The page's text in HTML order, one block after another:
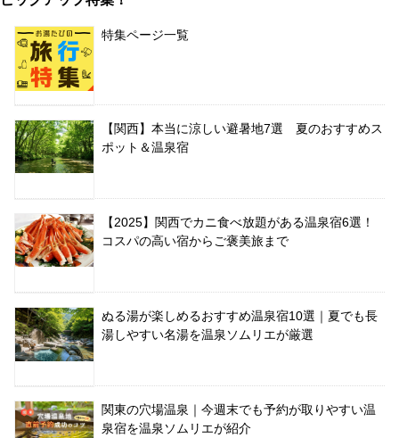
特集ページ一覧
【関西】本当に涼しい避暑地7選 夏のおすすめス
ポット＆温泉宿
【2025】関西でカニ食べ放題がある温泉宿6選！
コスパの高い宿からご褒美旅まで
ぬる湯が楽しめるおすすめ温泉宿10選｜夏でも長
湯しやすい名湯を温泉ソムリエが厳選
関東の穴場温泉｜今週末でも予約が取りやすい温
泉宿を温泉ソムリエが紹介